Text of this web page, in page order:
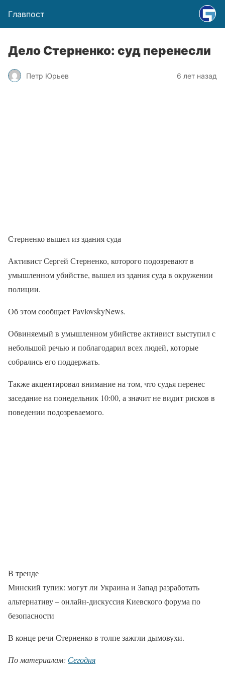
Главпост
Дело Стерненко: суд перенесли
Петр Юрьев 6 лет назад
Стерненко вышел из здания суда
Активист Сергей Стерненко, которого подозревают в
умышленном убийстве, вышел из здания суда в окружении
полиции.
Об этом сообщает PavlovskyNews.
Обвиняемый в умышленном убийстве активист выступил с
небольшой речью и поблагодарил всех людей, которые
собрались его поддержать.
Также акцентировал внимание на том, что судья перенес
заседание на понедельник 10:00, а значит не видит рисков в
поведении подозреваемого.
В тренде
Минский тупик: могут ли Украина и Запад разработать
альтернативу – онлайн-дискуссия Киевского форума по
безопасности
В конце речи Стерненко в толпе зажгли дымовухи.
По материалам: Сегодня